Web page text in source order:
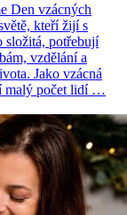
Den vzácných
kteří žijí s
složitá, potřebují
vzdělání a
Jako vzácná
malý počet lidí …